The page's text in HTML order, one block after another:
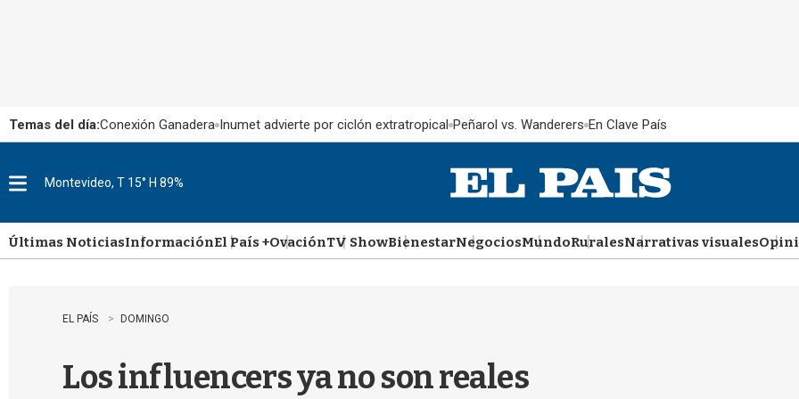
Temas del día:Conexión Ganadera Inumet advierte por ciclón extratropical Peñarol vs. Wanderers En Clave País
u
Montevideo, T 15° H 89%
Últimas NoticiasInformaciónEl País +OvaciónTV ShowBienestarNegociosMundoRuralesNarrativas visuales
EL PAÍS DOMINGO
Los influencers ya no son reales